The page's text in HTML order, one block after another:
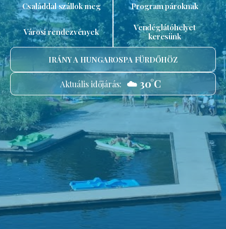
Családdal szállok meg Program pároknak
Városi rendezvények
Vendéglátóhelyet
keresünk
IRÁNY A HUNGAROSPA FÜRDŐHÖZ
Aktuális időjárás: ☁️ 30°C